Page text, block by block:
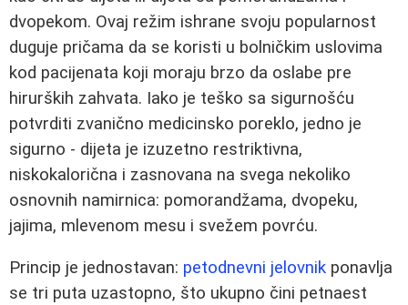
dvopekom. Ovaj režim ishrane svoju popularnost
duguje pričama da se koristi u bolničkim uslovima
kod pacijenata koji moraju brzo da oslabe pre
hirurških zahvata. Iako je teško sa sigurnošću
potvrditi zvanično medicinsko poreklo, jedno je
sigurno - dijeta je izuzetno restriktivna,
niskokalorična i zasnovana na svega nekoliko
osnovnih namirnica: pomorandžama, dvopeku,
jajima, mlevenom mesu i svežem povrću.
Princip je jednostavan: petodnevni jelovnik ponavlja
se tri puta uzastopno, što ukupno čini petnaest